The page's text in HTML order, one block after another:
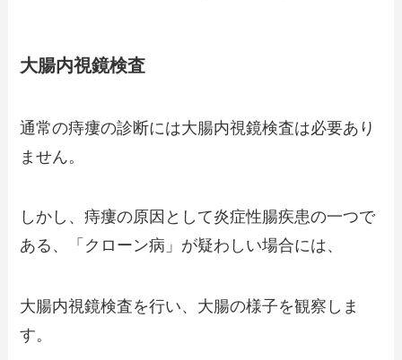
大腸内視鏡検査
通常の痔瘻の診断には大腸内視鏡検査は必要あり
ません。
しかし、痔瘻の原因として炎症性腸疾患の一つで
ある、「クローン病」が疑わしい場合には、
大腸内視鏡検査を行い、大腸の様子を観察しま
す。